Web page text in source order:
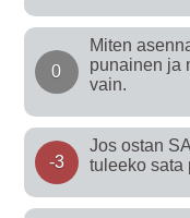
0
Miten
punainen ja
vain.
-3
Jos ostan
tuleeko sata